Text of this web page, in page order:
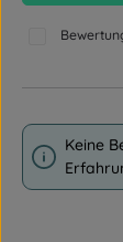
Keine